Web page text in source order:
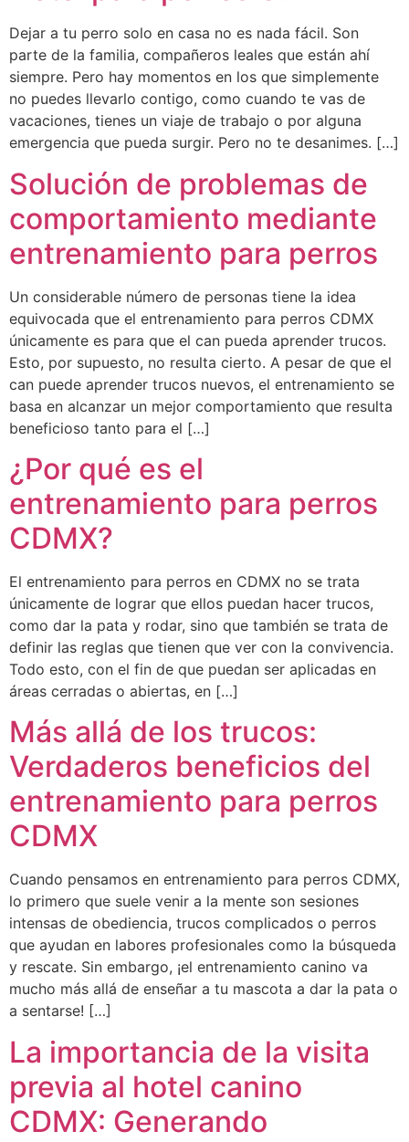
Dejar a tu perro solo en casa no es nada fácil. Son
parte de la familia, compañeros leales que están ahí
siempre. Pero hay momentos en los que simplemente
no puedes llevarlo contigo, como cuando te vas de
vacaciones, tienes un viaje de trabajo o por alguna
emergencia que pueda surgir. Pero no te desanimes. […]
Solución de problemas de
comportamiento mediante
entrenamiento para perros
Un considerable número de personas tiene la idea
equivocada que el entrenamiento para perros CDMX
únicamente es para que el can pueda aprender trucos.
Esto, por supuesto, no resulta cierto. A pesar de que el
can puede aprender trucos nuevos, el entrenamiento se
basa en alcanzar un mejor comportamiento que resulta
beneficioso tanto para el […]
¿Por qué es el
entrenamiento para perros
CDMX?
El entrenamiento para perros en CDMX no se trata
únicamente de lograr que ellos puedan hacer trucos,
como dar la pata y rodar, sino que también se trata de
definir las reglas que tienen que ver con la convivencia.
Todo esto, con el fin de que puedan ser aplicadas en
áreas cerradas o abiertas, en […]
Más allá de los trucos:
Verdaderos beneficios del
entrenamiento para perros
CDMX
Cuando pensamos en entrenamiento para perros CDMX,
lo primero que suele venir a la mente son sesiones
intensas de obediencia, trucos complicados o perros
que ayudan en labores profesionales como la búsqueda
y rescate. Sin embargo, ¡el entrenamiento canino va
mucho más allá de enseñar a tu mascota a dar la pata o
a sentarse! […]
La importancia de la visita
previa al hotel canino
CDMX: Generando